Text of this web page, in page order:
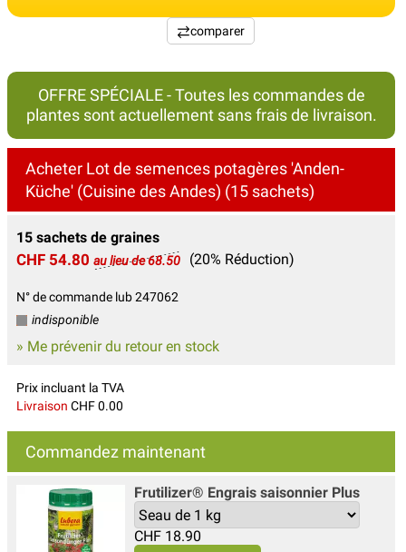
comparer
OFFRE SPÉCIALE - Toutes les commandes de
plantes sont actuellement sans frais de livraison.
Acheter Lot de semences potagères 'Anden-
Küche' (Cuisine des Andes) (15 sachets)
15 sachets de graines
CHF 54.80 au lieu de 68.50 (20% Réduction)
N° de commande lub 247062
indisponible
» Me prévenir du retour en stock
Prix incluant la TVA
Livraison CHF 0.00
Commandez maintenant
Frutilizer® Engrais saisonnier Plus
CHF 18.90